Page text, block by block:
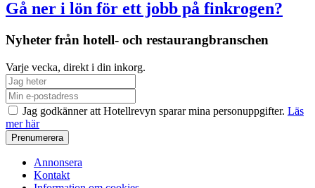
Gå ner i lön för ett jobb på finkrogen?
Nyheter från hotell- och restaurangbranschen
Varje vecka, direkt i din inkorg.
Jag godkänner att Hotellrevyn sparar mina personuppgifter. Läs
mer här
Annonsera
Kontakt